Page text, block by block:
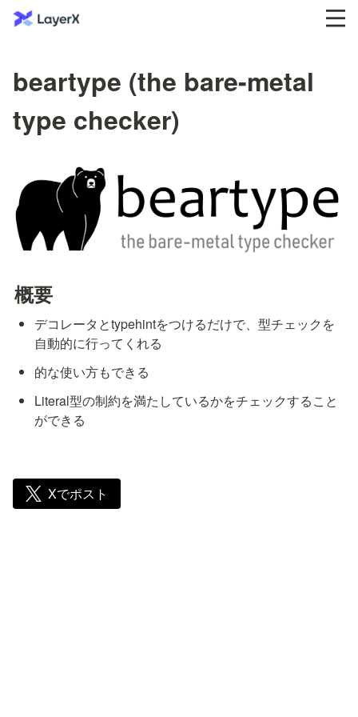
beartype (the bare-metal
type checker)
概要
デコレータとtypehintをつけるだけで、型チェックを
自動的に行ってくれる
的な使い方もできる
Literal型の制約を満たしているかをチェックすること
ができる
Xでポスト